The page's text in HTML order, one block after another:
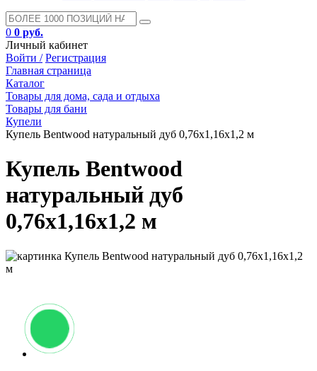
0 0 руб.
Личный кабинет
Войти / Регистрация
Главная страница
Каталог
Товары для дома, сада и отдыха
Товары для бани
Купели
Купель Bentwood натуральный дуб 0,76х1,16х1,2 м
Купель Bentwood
натуральный дуб
0,76х1,16х1,2 м